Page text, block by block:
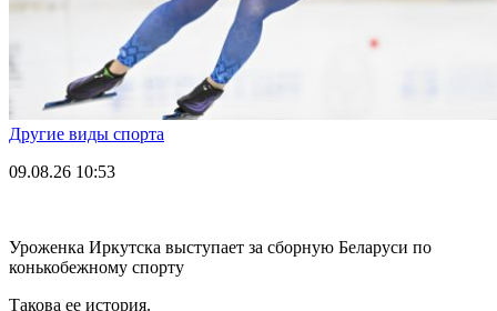
Другие виды спорта
09.08.26 10:53
Уроженка Иркутска выступает за сборную Беларуси по
конькобежному спорту
Такова ее история.